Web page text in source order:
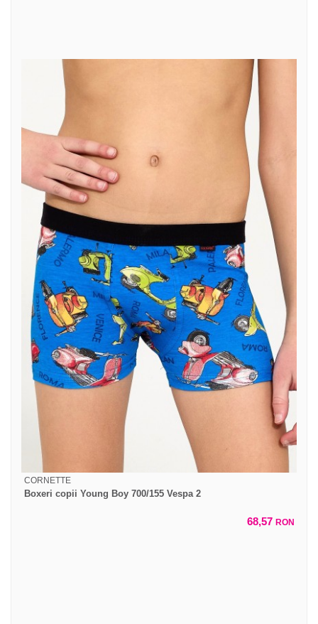
CORNETTE
Boxeri copii Young Boy 700/155 Vespa 2
68,57 RON